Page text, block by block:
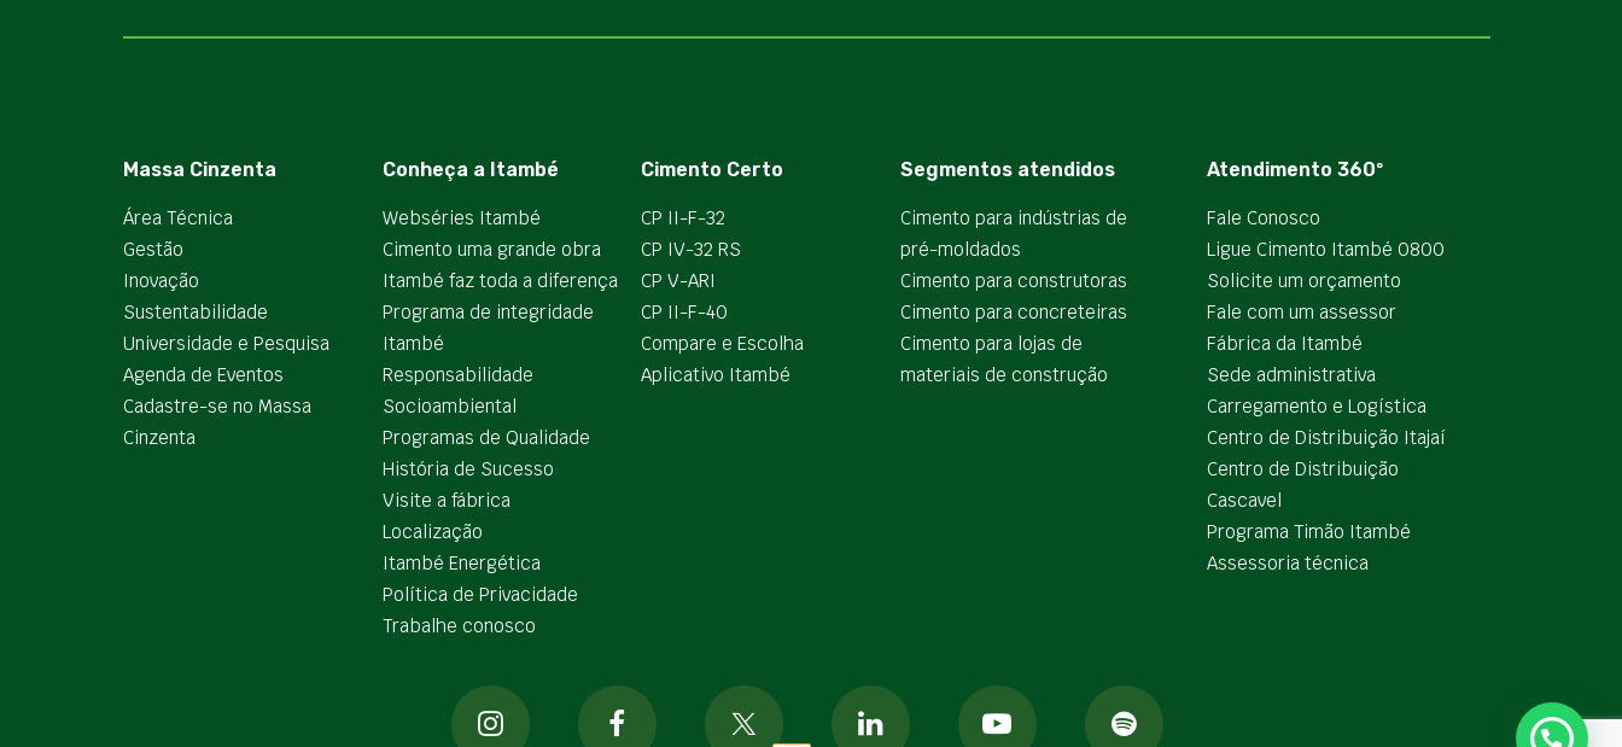
Massa Cinzenta
Área Técnica
Gestão
Inovação
Sustentabilidade
Universidade e Pesquisa
Agenda de Eventos
Cadastre-se no Massa
Cinzenta
Conheça a Itambé
Webséries Itambé
Cimento uma grande obra
Itambé faz toda a diferença
Programa de integridade
Itambé
Responsabilidade
Socioambiental
Programas de Qualidade
História de Sucesso
Visite a fábrica
Localização
Itambé Energética
Política de Privacidade
Trabalhe conosco
Cimento Certo
CP II-F-32
CP IV-32 RS
CP V-ARI
CP II-F-40
Compare e Escolha
Aplicativo Itambé
Segmentos atendidos
Cimento para indústrias de
pré-moldados
Cimento para construtoras
Cimento para concreteiras
Cimento para lojas de
materiais de construção
Atendimento 360º
Fale Conosco
Ligue Cimento Itambé 0800
Solicite um orçamento
Fale com um assessor
Fábrica da Itambé
Sede administrativa
Carregamento e Logística
Centro de Distribuição Itajaí
Centro de Distribuição
Cascavel
Programa Timão Itambé
Assessoria técnica